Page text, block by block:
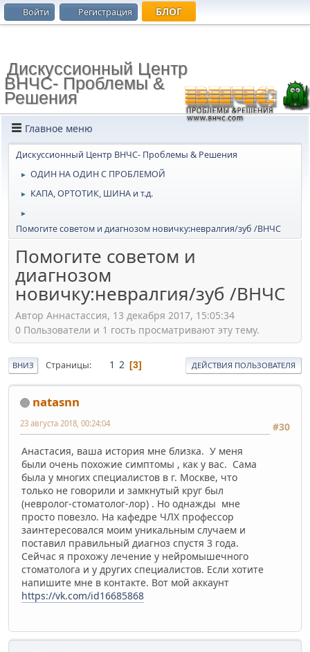
Войти Регистрация БЛОГ
Дискуссионный Центр
ВНЧС- Проблемы &
Решения
Главное меню
Дискуссионный Центр ВНЧС- Проблемы & Решения
► ОДИН НА ОДИН С ПРОБЛЕМОЙ
► КАПА, ОРТОТИК, ШИНА и т.д.
►
Помогите советом и диагнозом новичку:невралгия/зуб /ВНЧС
Помогите советом и
диагнозом
новичку:невралгия/зуб /ВНЧС
Автор Аннастассия, 13 декабря 2017, 15:05:34
0 Пользователи и 1 гость просматривают эту тему.
ВНИЗ Страницы 1 2 3 ДЕЙСТВИЯ ПОЛЬЗОВАТЕЛЯ
natasnn
#30
23 августа 2018, 00:24:04
Анастасия, ваша история мне близка. У меня
были очень похожие симптомы , как у вас. Сама
была у многих специалистов в г. Москве, что
только не говорили и замкнутый круг был
(невролог-стоматолог-лор) . Но однажды мне
просто повезло. На кафедре ЧЛХ профессор
заинтересовался моим уникальным случаем и
поставил правильный диагноз спустя 3 года.
Сейчас я прохожу лечение у нейромышечного
стоматолога и у других специалистов. Если хотите
напишите мне в контакте. Вот мой аккаунт
https://vk.com/id16685868